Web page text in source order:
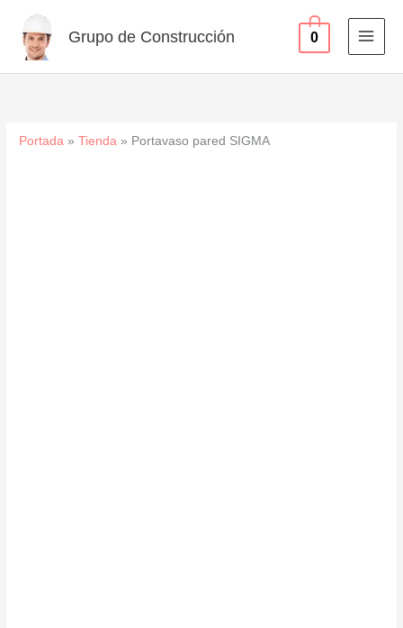
contenido
Grupo de Construcción 0
Portada »Tienda » Portavaso pared SIGMA